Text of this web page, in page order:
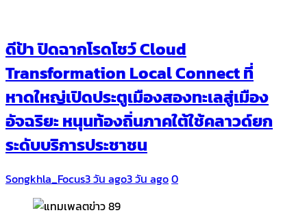
ดีป้า ปิดฉากโรดโชว์ Cloud
Transformation Local Connect ที่
หาดใหญ่เปิดประตูเมืองสองทะเลสู่เมือง
อัจฉริยะ หนุนท้องถิ่นภาคใต้ใช้คลาวด์ยก
ระดับบริการประชาชน
Songkhla_Focus3 วัน ago3 วัน ago0